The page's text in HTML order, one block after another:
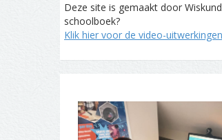
Deze site is gemaakt door
schoolboek?
Klik hier voor de video-